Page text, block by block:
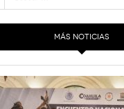
Financiamiento’ Por
‘La Laguna: Bomba De
MÁS NOTICIAS